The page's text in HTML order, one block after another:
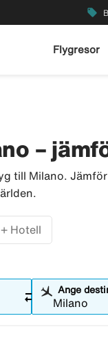
local_offer
Flygresor
–
till Milano.
Hotell
sync_alt Ange